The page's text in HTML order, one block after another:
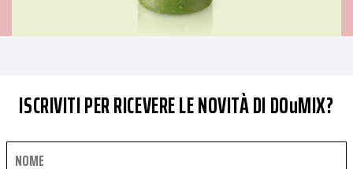
ISCRIVITI PER RICEVERE LE NOVITÀ DI DOuMIX?